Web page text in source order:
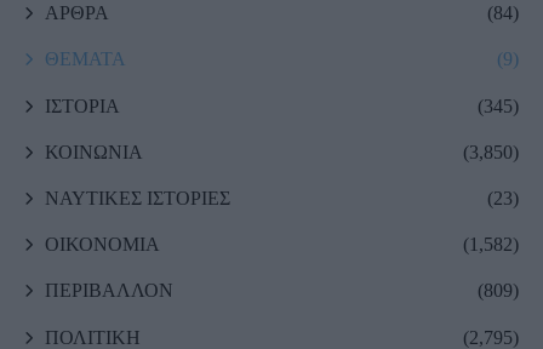
ΑΡΘΡΑ (84)
ΘΕΜΑΤΑ (9)
ΙΣΤΟΡΙΑ (345)
ΚΟΙΝΩΝΙΑ (3,850)
ΝΑΥΤΙΚΕΣ ΙΣΤΟΡΙΕΣ (23)
ΟΙΚΟΝΟΜΙΑ (1,582)
ΠΕΡΙΒΑΛΛΟΝ (809)
ΠΟΛΙΤΙΚΗ (2,795)